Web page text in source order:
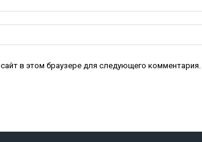
в этом браузере для следующего комментария.